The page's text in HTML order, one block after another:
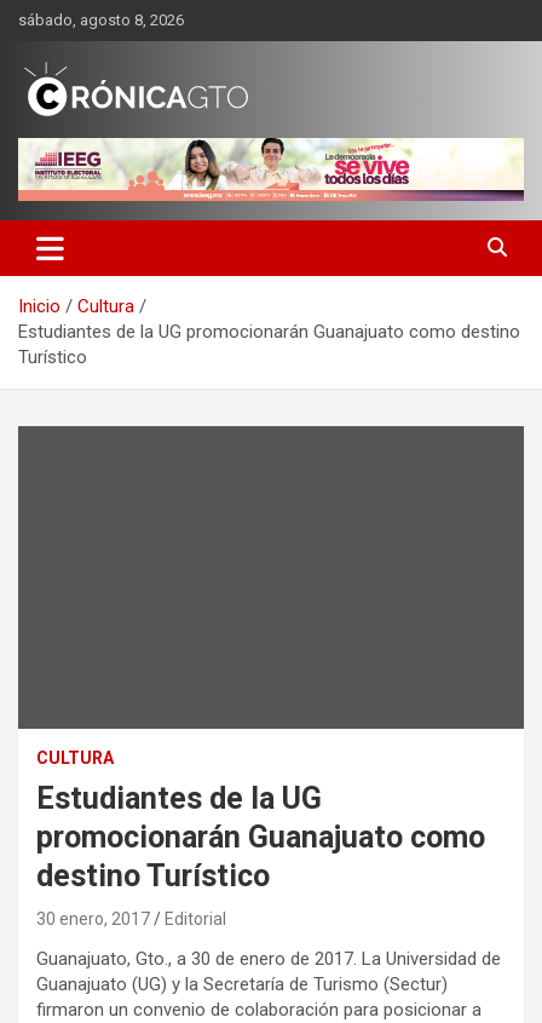
Saltar
contenido
sábado, agosto 8, 2026
CRONICA GUANAJUATO
Inicio
Cultura
Estudiantes de la UG promocionarán Guanajuato como destino
Turístico
CULTURA
Estudiantes de la UG
promocionarán Guanajuato como
destino Turístico
30 enero, 2017 Editorial
Guanajuato, Gto., a 30 de enero de 2017. La Universidad de
Guanajuato (UG) y la Secretaría de Turismo (Sectur)
firmaron un convenio de colaboración para posicionar a